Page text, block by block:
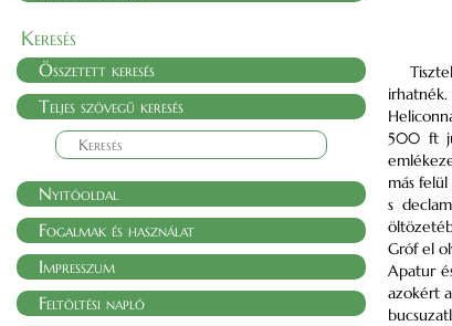
Keresés
Összetett keresés
Teljes szövegű keresés
Nyitóoldal
Fogalmak és használat
Impresszum
Feltöltési napló
500 ft
más
s
Gróf el
Apatur
azokért